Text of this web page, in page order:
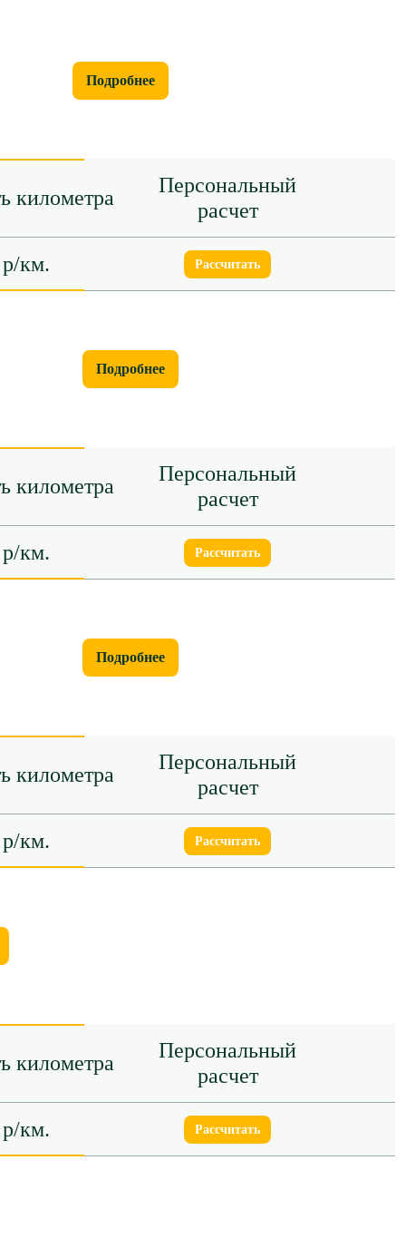
Подробнее
километра
Персональный
расчет
км. Рассчитать
Подробнее
километра
Персональный
расчет
км. Рассчитать
Подробнее
километра
Персональный
расчет
км. Рассчитать
километра
Персональный
расчет
км. Рассчитать